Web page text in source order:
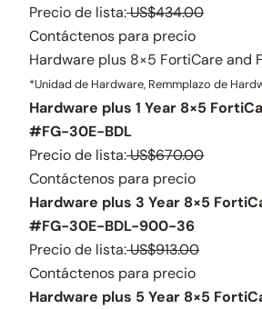
Precio de lista:US$434.00
Contáctenos para precio
Hardware plus 8×5 FortiCare and
*Unidad de Hardware, Remmplazo de
Hardware plus 1 Year 8×5
#FG-30E-BDL
Precio de lista:US$670.00
Contáctenos para precio
Hardware plus 3 Year 8×5
#FG-30E-BDL-900-36
Precio de lista:US$913.00
Contáctenos para precio
Hardware plus 5 Year 8×5